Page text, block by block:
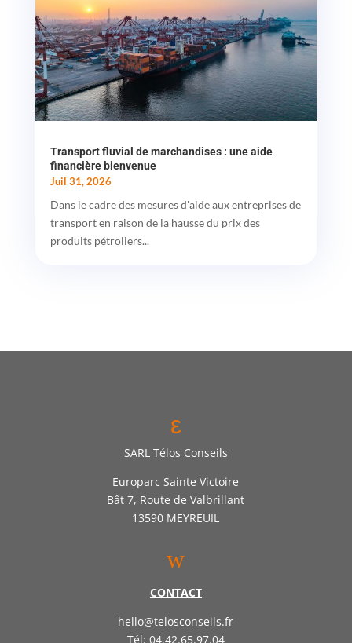
Transport fluvial de marchandises : une aide
financière bienvenue
Juil 31, 2026
Dans le cadre des mesures d'aide aux entreprises de
transport en raison de la hausse du prix des
produits pétroliers...
ε
SARL Télos Conseils
Europarc Sainte Victoire
Bât 7, Route de Valbrillant
13590 MEYREUIL
w
CONTACT
hello@telosconseils.fr
Tél: 04.42.65.97.04